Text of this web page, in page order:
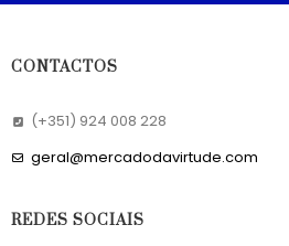
CONTACTOS
(+351) 924 008 228
geral@mercadodavirtude.com
REDES SOCIAIS